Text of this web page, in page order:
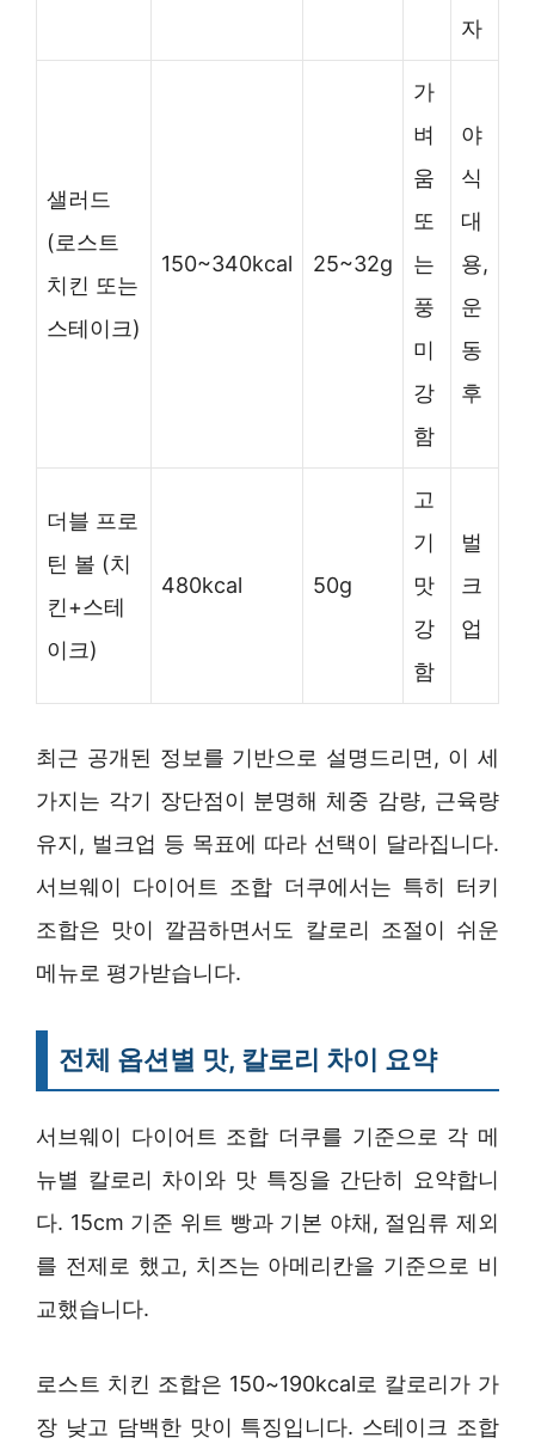
자
샐러드
(로스트
치킨 또는
스테이크)
150~340kcal 25~32g
가
벼
움
또
는
풍
미
강
함
야
식
대
용,
운
동
후
더블 프로
틴 볼 (치
킨+스테
이크)
480kcal 50g
고
기
맛
강
함
벌
크
업
최근 공개된 정보를 기반으로 설명드리면, 이 세
가지는 각기 장단점이 분명해 체중 감량, 근육량
유지, 벌크업 등 목표에 따라 선택이 달라집니다.
서브웨이 다이어트 조합 더쿠에서는 특히 터키
조합은 맛이 깔끔하면서도 칼로리 조절이 쉬운
메뉴로 평가받습니다.
전체 옵션별 맛, 칼로리 차이 요약
서브웨이 다이어트 조합 더쿠를 기준으로 각 메
뉴별 칼로리 차이와 맛 특징을 간단히 요약합니
다. 15cm 기준 위트 빵과 기본 야채, 절임류 제외
를 전제로 했고, 치즈는 아메리칸을 기준으로 비
교했습니다.
로스트 치킨 조합은 150~190kcal로 칼로리가 가
장 낮고 담백한 맛이 특징입니다. 스테이크 조합